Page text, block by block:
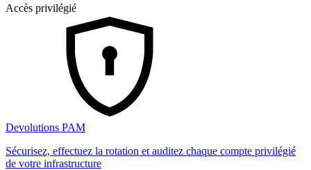
Accès privilégié
Devolutions PAM
Sécurisez, effectuez la rotation et auditez chaque compte privilégié
de votre infrastructure